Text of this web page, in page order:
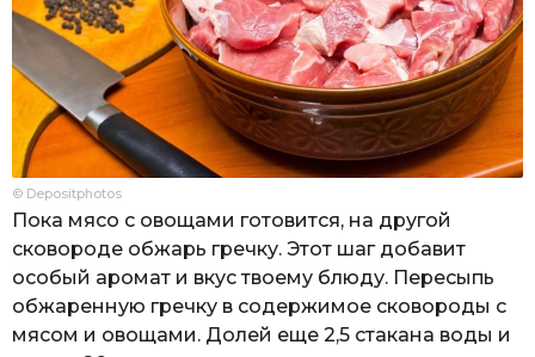
© Depositphotos
Пока мясо с овощами готовится, на другой
сковороде обжарь гречку. Этот шаг добавит
особый аромат и вкус твоему блюду. Пересыпь
обжаренную гречку в содержимое сковороды с
мясом и овощами. Долей еще 2,5 стакана воды и